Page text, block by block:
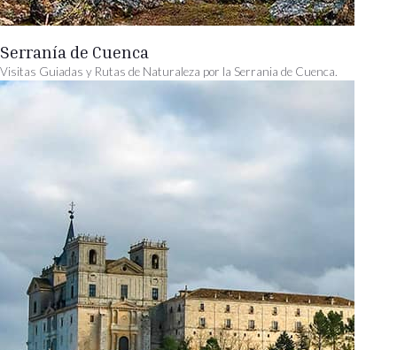
Serranía de Cuenca
Visitas Guiadas y Rutas de Naturaleza por la Serrania de Cuenca.